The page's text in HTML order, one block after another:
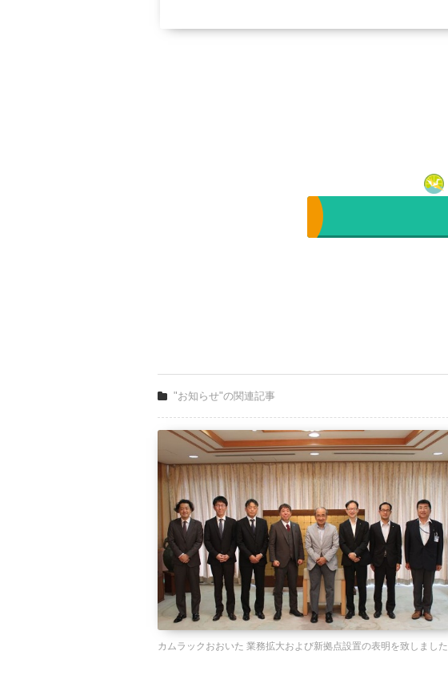
"お知らせ"の関連記事
カムラックおおいた 業務拡大および新拠点設置の表明を致しました